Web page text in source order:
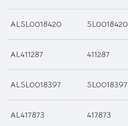
ALSL0018420 SL0018420
AL411287 411287
ALSL0018397 SL0018397
AL417873 417873